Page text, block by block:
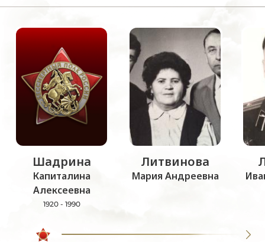
Шадрина
Капиталина
Алексеевна
1920 - 1990
Литвинова
Мария Андреевна